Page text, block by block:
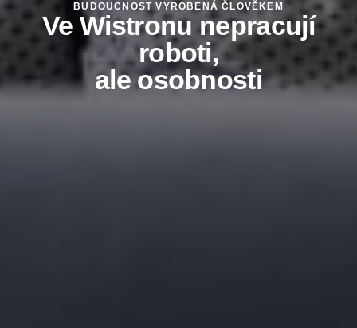
BUDOUCNOST VYROBENÁ ČLOVĚKEM
Ve Wistronu nepracují
roboti,
ale osobnosti